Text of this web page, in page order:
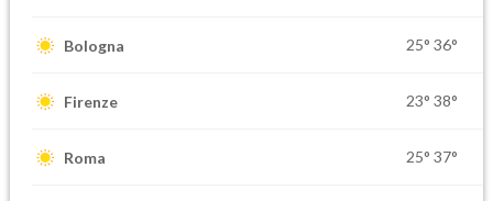
Bologna 25° 36°
Firenze 23° 38°
Roma 25° 37°